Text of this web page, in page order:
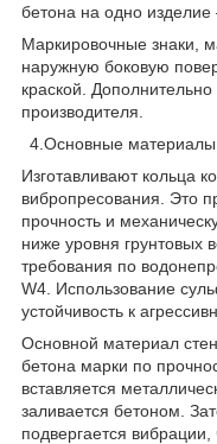
бетона на одно изделие
Маркировочные знаки,
наружную боковую
краской.
производителя.
4.Основные материалы
Изготавливают кольца
вибропресования. Это
прочность и
ниже уровня грунтовых
требования по
W4. Использование
устойчивость к
Основной материал
бетона марки по
вставляется
заливается бетоном.
подвергается